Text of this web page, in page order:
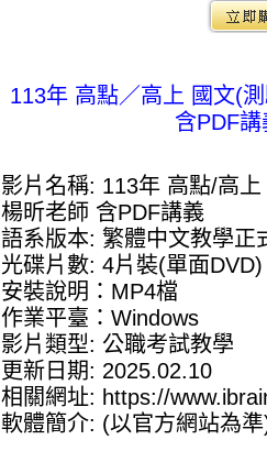
113年 高點／高上 國文(
含PDF
影片名稱: 113年 高點/高
楊昕老師 含PDF講義
語系版本: 繁體中文教學正
光碟片數: 4片裝(單面DVD)
安裝說明：MP4檔
作業平臺：Windows
影片類型: 公職考試教學
更新日期: 2025.02.10
相關網址: https://
軟體簡介: (以官方網站為